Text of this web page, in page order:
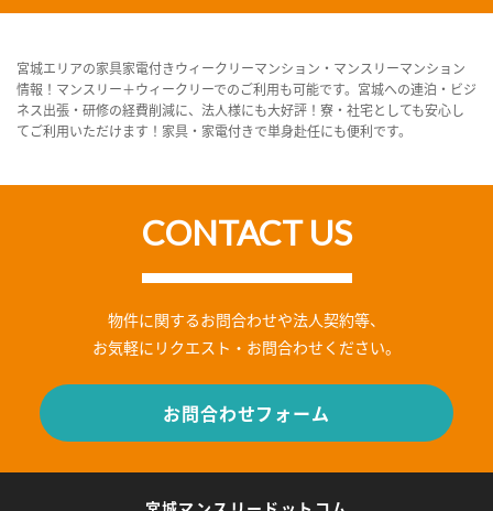
宮城エリアの家具家電付きウィークリーマンション・マンスリーマンション
情報！マンスリー＋ウィークリーでのご利用も可能です。宮城への連泊・ビジ
ネス出張・研修の経費削減に、法人様にも大好評！寮・社宅としても安心し
てご利用いただけます！家具・家電付きで単身赴任にも便利です。
CONTACT US
物件に関するお問合わせや法人契約等、
お気軽にリクエスト・お問合わせください。
お問合わせフォーム